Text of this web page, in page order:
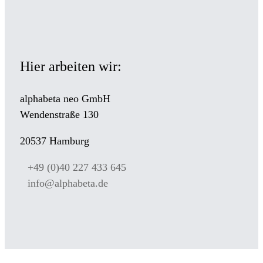
Hier arbeiten wir:
alphabeta neo GmbH
Wendenstraße 130
20537 Hamburg
+49 (0)40 227 433 645
info@alphabeta.de